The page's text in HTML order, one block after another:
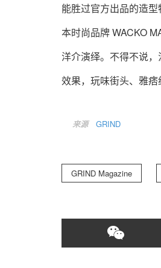
能胜过官方出品的造
本时尚品牌 WACKO
洋介演绎。不得不说
效果，玩味街头、雅痞
来源 GRIND
GRIND Magazine